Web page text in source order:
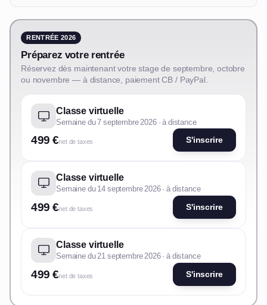
RENTRÉE 2026
Préparez votre rentrée
Réservez dès maintenant votre stage de septembre, octobre
ou novembre — à distance, paiement CB / PayPal.
Classe virtuelle
Semaine du 7 septembre 2026 · à distance
499 €net de taxes S'inscrire
Classe virtuelle
Semaine du 14 septembre 2026 · à distance
499 €net de taxes S'inscrire
Classe virtuelle
Semaine du 21 septembre 2026 · à distance
499 €net de taxes S'inscrire